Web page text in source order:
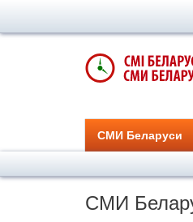
СМИ Беларуси
СМИ